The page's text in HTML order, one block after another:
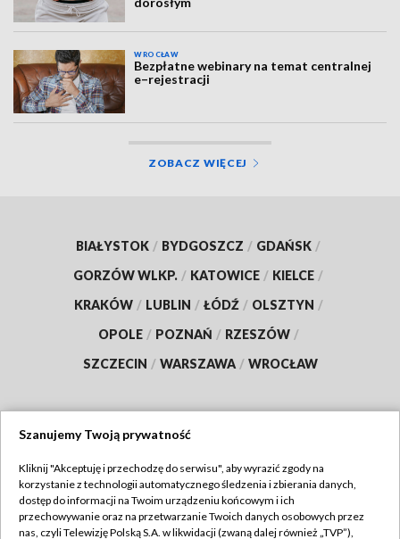
WROCŁAW
Bezpłatne webinary na temat centralnej
e–rejestracji
ZOBACZ WIĘCEJ
BIAŁYSTOK / BYDGOSZCZ / GDAŃSK /
GORZÓW WLKP. / KATOWICE / KIELCE /
KRAKÓW / LUBLIN / ŁÓDŹ / OLSZTYN /
OPOLE / POZNAŃ / RZESZÓW /
SZCZECIN / WARSZAWA / WROCŁAW
TVP
Abonament TVP
Regulamin TVP
Szanujemy Twoją prywatność
Kliknij "Akceptuję i przechodzę do serwisu", aby wyrazić zgody na
korzystanie z technologii automatycznego śledzenia i zbierania danych,
dostęp do informacji na Twoim urządzeniu końcowym i ich
przechowywanie oraz na przetwarzanie Twoich danych osobowych przez
nas, czyli Telewizję Polską S.A. w likwidacji (zwaną dalej również „TVP”),